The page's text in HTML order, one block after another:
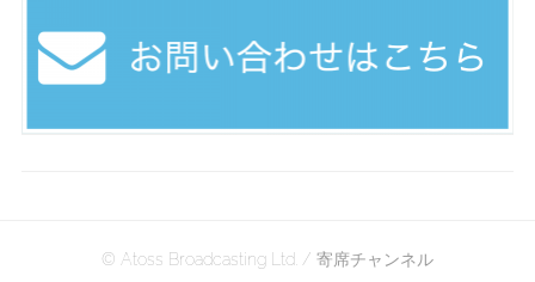
© Atoss Broadcasting Ltd. / 寄席チャンネル